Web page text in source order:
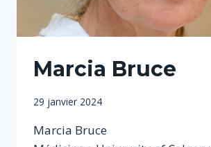
Marcia Bruce
Par
29 janvier 2024
Marcia Bruce